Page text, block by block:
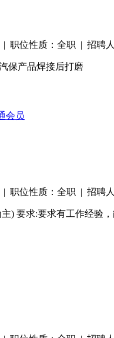
职位性质：全职 | 招聘
保产品焊接后打磨
职位性质：全职 | 招聘
) 要求:要求有工作经验